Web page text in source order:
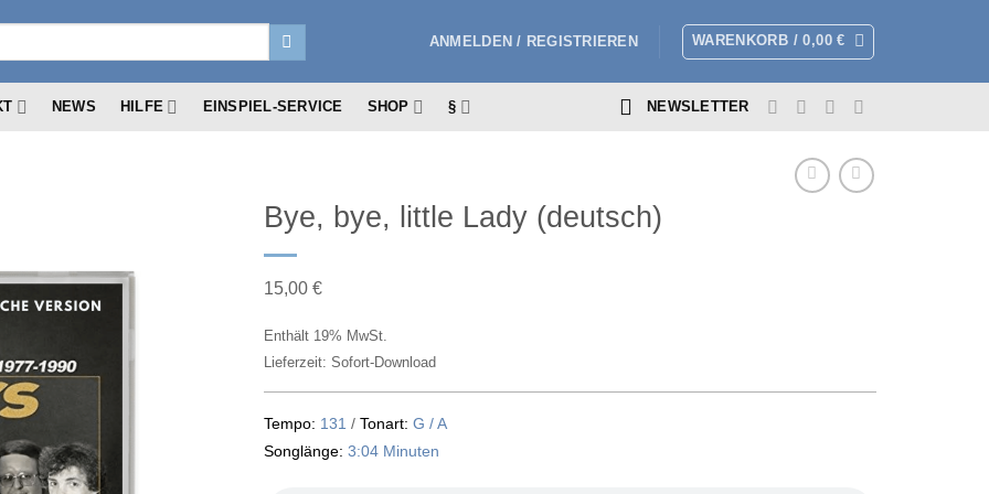
ANMELDEN / REGISTRIEREN WARENKORB /0,00€
NEWS HILFE EINSPIEL-SERVICE SHOP § NEWSLETTER
Bye, bye, little Lady (deutsch)
15,00 €
Enthält 19% MwSt.
Lieferzeit: Sofort-Download
Tempo: 131 / Tonart: G / A
Songlänge: 3:04 Minuten